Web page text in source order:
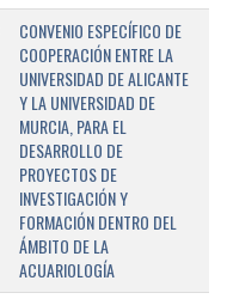
CONVENIO ESPECÍFICO DE
COOPERACIÓN ENTRE LA
UNIVERSIDAD DE ALICANTE
Y LA UNIVERSIDAD DE
MURCIA, PARA EL
DESARROLLO DE
PROYECTOS DE
INVESTIGACIÓN Y
FORMACIÓN DENTRO DEL
ÁMBITO DE LA
ACUARIOLOGÍA